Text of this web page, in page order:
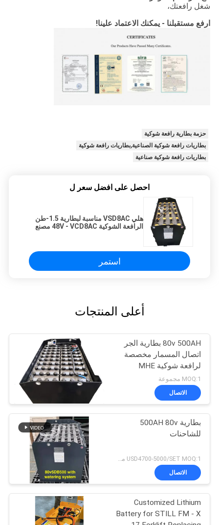
شغل رافعتك،
ارفع مستقبلنا - يمكنك الاعتماد علينا!
حزمة بطارية رافعة شوكية
بطاريات رافعة شوكية الصناعية,بطاريات رافعة شوكية
بطاريات رافعة شوكية صناعية
احصل على افضل سعر ل
هلي VSD8AC مناسبة لبطارية 1.5-طن
الرافعة الشوكية 48V - VCD8AC مصنع
استمر
أعلى المنتجات
80v 500AH بطارية الجر
اتصال المسمار مخصصة
لرافعة شوكية MHE
MOQ:1 مجموعة
الاتصال
بطارية 500AH 80v
للشاحنات
الاتصال
Customized Lithium
Battery for STILL FM - X